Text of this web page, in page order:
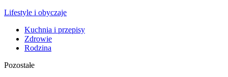
Lifestyle i obyczaje
Kuchnia i przepisy
Zdrowie
Rodzina
Pozostałe